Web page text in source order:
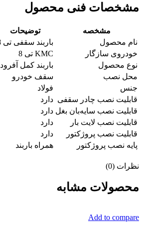
مشخصات فنی محصول
مشخصه
توضیحات
نام محصول
باربند سقفی تی 8
خودروی سازگار
KMC تی 8
نوع محصول
باربند کمل آفرود
محل نصب
سقف خودرو
جنس
فولاد
قابلیت نصب چادر سقفی دارد
قابلیت نصب سایه‌بان بغل دارد
قابلیت نصب لایت بار
دارد
قابلیت نصب پروژکتور
دارد
پایه نصب پروژکتور
همراه باربند
نظرات (0)
محصولات مشابه
Add to compare